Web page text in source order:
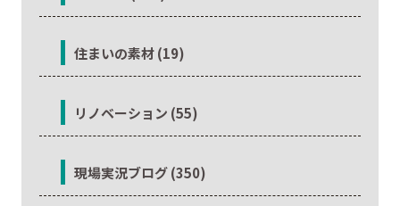
住まいの素材 (19)
リノベーション (55)
現場実況ブログ (350)